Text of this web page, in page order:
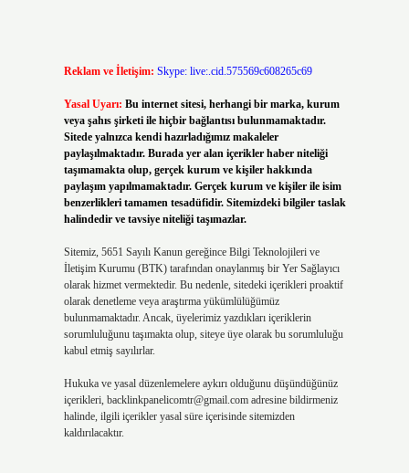
Reklam ve İletişim: Skype: live:.cid.575569c608265c69
Yasal Uyarı: Bu internet sitesi, herhangi bir marka, kurum
veya şahıs şirketi ile hiçbir bağlantısı bulunmamaktadır.
Sitede yalnızca kendi hazırladığımız makaleler
paylaşılmaktadır. Burada yer alan içerikler haber niteliği
taşımamakta olup, gerçek kurum ve kişiler hakkında
paylaşım yapılmamaktadır. Gerçek kurum ve kişiler ile isim
benzerlikleri tamamen tesadüfidir. Sitemizdeki bilgiler taslak
halindedir ve tavsiye niteliği taşımazlar.
Sitemiz, 5651 Sayılı Kanun gereğince Bilgi Teknolojileri ve
İletişim Kurumu (BTK) tarafından onaylanmış bir Yer Sağlayıcı
olarak hizmet vermektedir. Bu nedenle, sitedeki içerikleri proaktif
olarak denetleme veya araştırma yükümlülüğümüz
bulunmamaktadır. Ancak, üyelerimiz yazdıkları içeriklerin
sorumluluğunu taşımakta olup, siteye üye olarak bu sorumluluğu
kabul etmiş sayılırlar.
Hukuka ve yasal düzenlemelere aykırı olduğunu düşündüğünüz
içerikleri, backlinkpanelicomtr@gmail.comadresine bildirmeniz
halinde, ilgili içerikler yasal süre içerisinde sitemizden
kaldırılacaktır.